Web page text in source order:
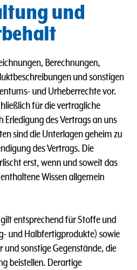
und
Berechnungen,
und sonstigen
und Urheberrechte vor.
für die vertragliche
Erledigung des Vertrags an uns
sind die Unterlagen geheim zu
des Vertrags. Die
erst, wenn und soweit das
Wissen allgemein
entsprechend für Stoffe und
und Halbfertigprodukte) sowie
und sonstige Gegenstände, die
beistellen. Derartige